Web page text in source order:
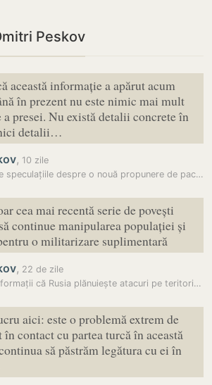
Peskov
această informație a apărut acum
în prezent nu este nimic mai mult
a presei. Nu există detalii concrete în
detalii…
, 10 zile
Rusia respinge speculațiile despre o nouă propunere de pace pentru…
cea mai recentă serie de povești
continue manipularea populației și
o militarizare suplimentară
, 22 de zile
Lituania are informații că Rusia plănuiește atacuri pe teritoriul său.…
aici: este o problemă extrem de
contact cu partea turcă în această
să păstrăm legătura cu ei în